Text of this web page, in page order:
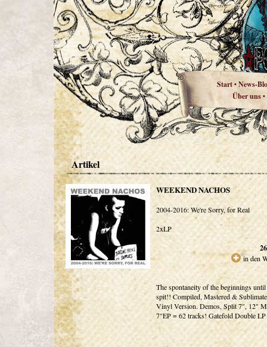
Start•News-
Über uns•
Artikel
WEEKEND NACHOS
2004-2016: We're Sorry, for Real
2xLP
in den
The spontaneity of the beginnings until
spit!! Compiled, Mastered &
Vinyl Version. Demos, Split 7", 12"
7"EP = 62 tracks! Gatefold Double